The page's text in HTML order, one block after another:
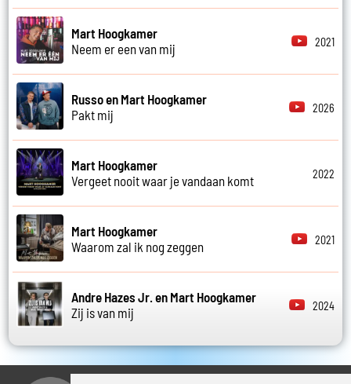
Mart Hoogkamer
Neem er een van mij
2021
Russo en Mart Hoogkamer
Pakt mij
2026
Mart Hoogkamer
Vergeet nooit waar je vandaan komt
2022
Mart Hoogkamer
Waarom zal ik nog zeggen
2021
Andre Hazes Jr. en Mart Hoogkamer
Zij is van mij
2024